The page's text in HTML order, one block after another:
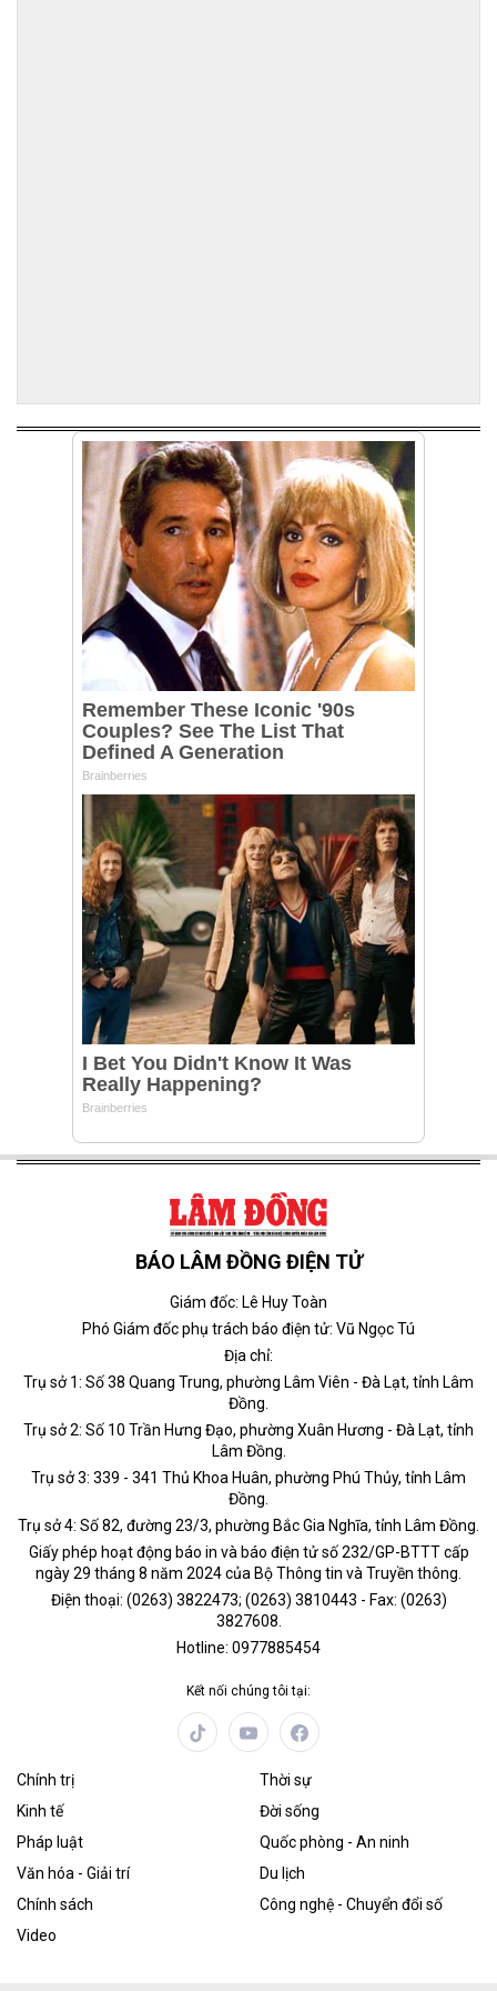
BÁO LÂM ĐỒNG ĐIỆN TỬ
Giám đốc: Lê Huy Toàn
Phó Giám đốc phụ trách báo điện tử: Vũ Ngọc Tú
Địa chỉ:
Trụ sở 1: Số 38 Quang Trung, phường Lâm Viên - Đà Lạt, tỉnh Lâm
Đồng.
Trụ sở 2: Số 10 Trần Hưng Đạo, phường Xuân Hương - Đà Lạt, tỉnh
Lâm Đồng.
Trụ sở 3: 339 - 341 Thủ Khoa Huân, phường Phú Thủy, tỉnh Lâm
Đồng.
Trụ sở 4: Số 82, đường 23/3, phường Bắc Gia Nghĩa, tỉnh Lâm Đồng.
Giấy phép hoạt động báo in và báo điện tử số 232/GP-BTTT cấp
ngày 29 tháng 8 năm 2024 của Bộ Thông tin và Truyền thông.
Điện thoại: (0263) 3822473; (0263) 3810443 - Fax: (0263)
3827608.
Hotline: 0977885454
Kết nối chúng tôi tại:
Chính trị
Thời sự
Kinh tế
Đời sống
Pháp luật
Quốc phòng - An ninh
Văn hóa - Giải trí
Du lịch
Chính sách
Công nghệ - Chuyển đổi số
Video